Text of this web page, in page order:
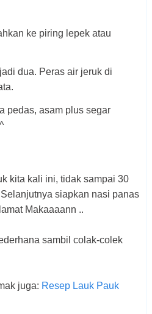
ke piring lepek atau
dua. Peras air jeruk di
pedas, asam plus segar
kita kali ini, tidak sampai 30
siapkan nasi panas
Makaaaann ..
sambil colak-colek
juga: Resep Lauk Pauk